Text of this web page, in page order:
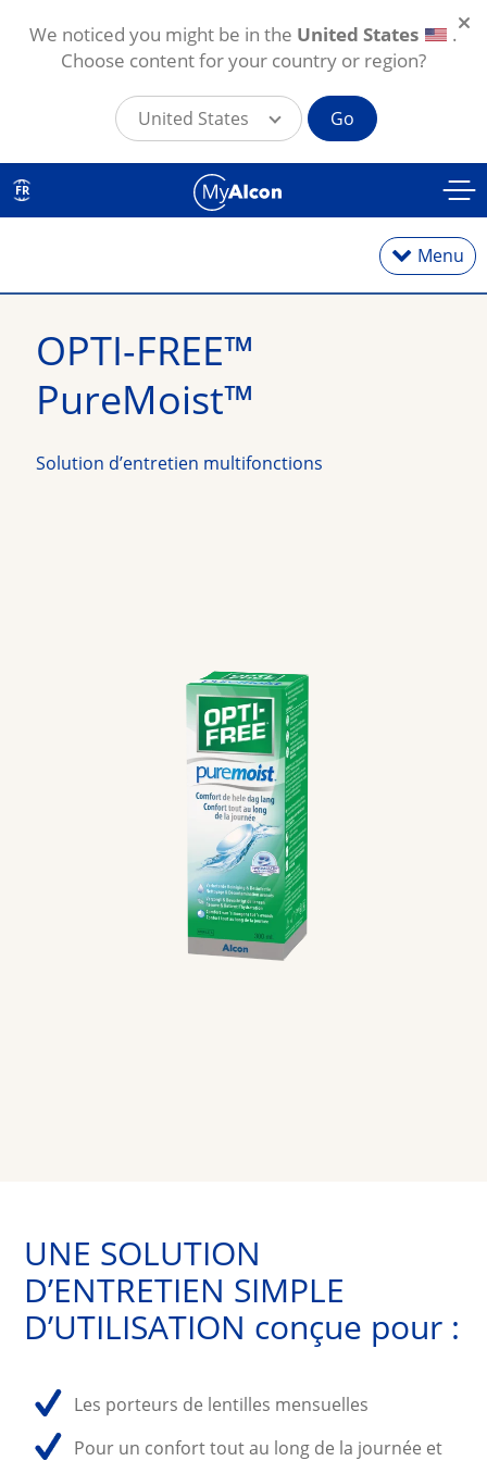
Aller au contenu principal
FR
Menu
Lentilles journalières
Lentilles hebdomadaires
Solutions d’entretien
OPTI-FREE™
PureMoist™
Solution d’entretien multifonctions
UNE SOLUTION
D’ENTRETIEN SIMPLE
D’UTILISATION conçue pour :
Les porteurs de lentilles mensuelles
Pour un confort tout au long de la journée et
We noticed you might be in the United States
.
Choose content for your country or region?
United States Go